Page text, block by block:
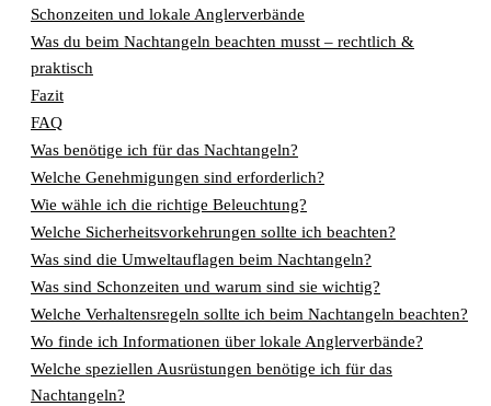
Schonzeiten und lokale Anglerverbände
Was du beim Nachtangeln beachten musst – rechtlich &
praktisch
Fazit
FAQ
Was benötige ich für das Nachtangeln?
Welche Genehmigungen sind erforderlich?
Wie wähle ich die richtige Beleuchtung?
Welche Sicherheitsvorkehrungen sollte ich beachten?
Was sind die Umweltauflagen beim Nachtangeln?
Was sind Schonzeiten und warum sind sie wichtig?
Welche Verhaltensregeln sollte ich beim Nachtangeln beachten?
Wo finde ich Informationen über lokale Anglerverbände?
Welche speziellen Ausrüstungen benötige ich für das
Nachtangeln?